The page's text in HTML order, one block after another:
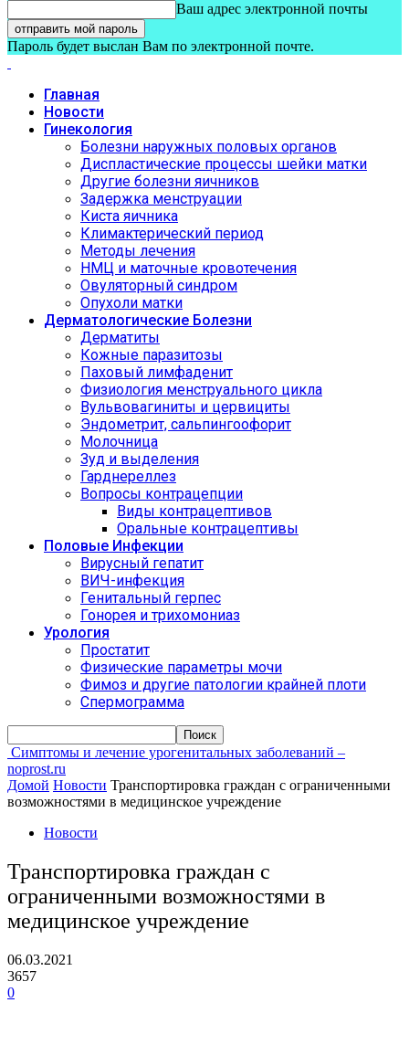
Ваш адрес электронной почты
Пароль будет выслан Вам по электронной почте.
Главная
Новости
Гинекология
Болезни наружных половых органов
Диспластические процессы шейки матки
Другие болезни яичников
Задержка менструации
Киста яичника
Климактерический период
Методы лечения
НМЦ и маточные кровотечения
Овуляторный синдром
Опухоли матки
Дерматологические Болезни
Дерматиты
Кожные паразитозы
Паховый лимфаденит
Физиология менструального цикла
Вульвовагиниты и цервициты
Эндометрит, сальпингоофорит
Молочница
Зуд и выделения
Гарднереллез
Вопросы контрацепции
Виды контрацептивов
Оральные контрацептивы
Половые Инфекции
Вирусный гепатит
ВИЧ-инфекция
Генитальный герпес
Гонорея и трихомониаз
Урология
Простатит
Физические параметры мочи
Фимоз и другие патологии крайней плоти
Спермограмма
Симптомы и лечение урогенитальных заболеваний –
noprost.ru
Домой Новости Транспортировка граждан с ограниченными
возможностями в медицинское учреждение
Новости
Транспортировка граждан с
ограниченными возможностями в
медицинское учреждение
06.03.2021
3657
0